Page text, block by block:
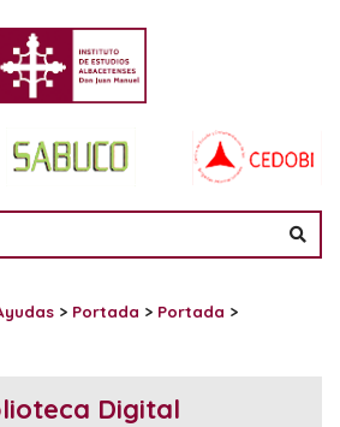
> Portada > Portada >
Digital